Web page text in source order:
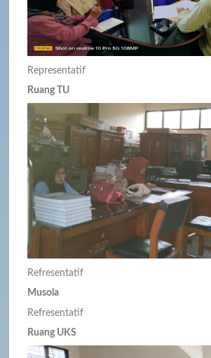
Representatif
Ruang TU
Refresentatif
Musola
Refresentatif
Ruang UKS